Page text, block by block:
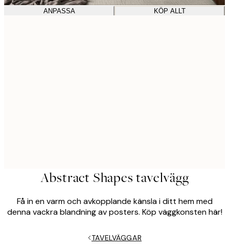
ANPASSA KÖP ALLT
Abstract Shapes tavelvägg
Få in en varm och avkopplande känsla i ditt hem med
denna vackra blandning av posters. Köp väggkonsten här!
TAVELVÄGGAR